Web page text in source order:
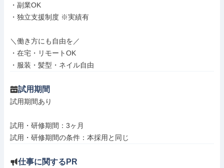
・副業OK
・独立支援制度 ※実績有
＼働き方にも自由を／
・在宅・リモートOK
・服装・髪型・ネイル自由
試用期間
試用期間あり
試用・研修期間：3ヶ月
仕事に関するPR